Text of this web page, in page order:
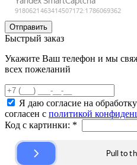
Быстрый заказ
Укажите Ваш телефон и мы
всех пожеланий
Я даю согласие на
согласен с политикой
Код с картинки: *